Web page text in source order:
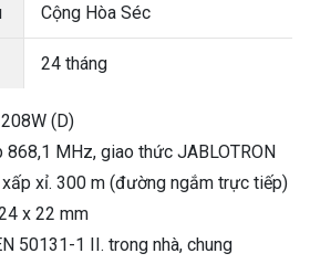
Cộng Hòa Séc
24 tháng
(D)
868,1 MHz, giao thức JABLOTRON
xỉ. 300 m (đường ngắm trực tiếp)
x 22 mm
50131-1 II. trong nhà, chung